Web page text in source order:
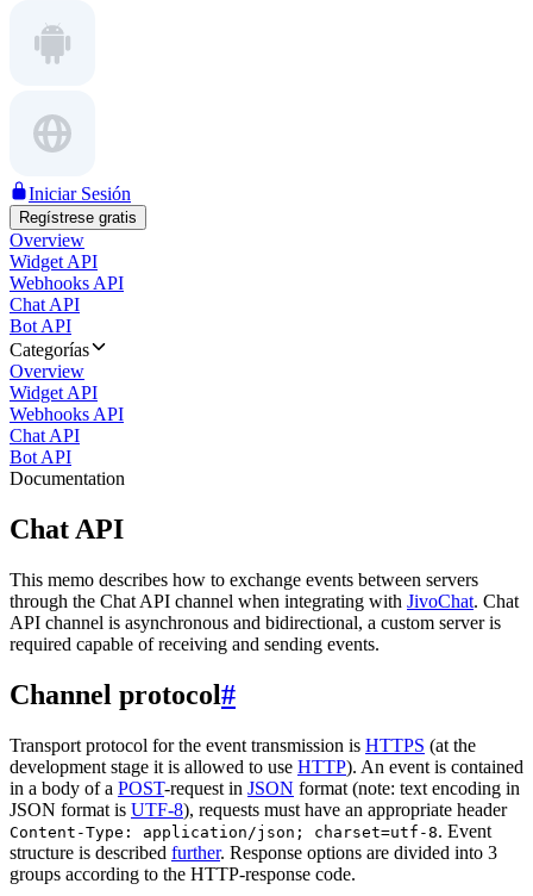
Iniciar Sesión
Regístrese gratis
Overview
Widget API
Webhooks API
Chat API
Bot API
Categorías
Overview
Widget API
Webhooks API
Chat API
Bot API
Documentation
Chat API
This memo describes how to exchange events between servers
through the Chat API channel when integrating with JivoChat. Chat
API channel is asynchronous and bidirectional, a custom server is
required capable of receiving and sending events.
Channel protocol#
Transport protocol for the event transmission is HTTPS (at the
development stage it is allowed to use HTTP). An event is contained
in a body of a POST-request in JSON format (note: text encoding in
JSON format is UTF-8), requests must have an appropriate header
Content-Type: application/json; charset=utf-8. Event
structure is described further. Response options are divided into 3
groups according to the HTTP-response code.